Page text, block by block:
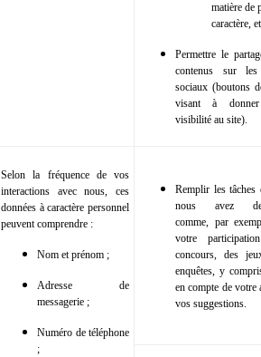
matière de
caractère,
Permettre le
contenus sur les
sociaux (boutons
visant à
visibilité au site).
Selon la fréquence de vos
interactions avec nous, ces
données à caractère personnel
peuvent comprendre :
Nom et prénom ;
Adresse de
messagerie ;
Numéro de téléphone
;
Remplir les tâches
nous avez
comme, par
votre
concours, des
enquêtes, y
en compte de votre
vos suggestions.